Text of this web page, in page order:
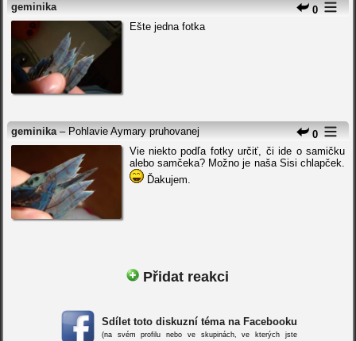
0
geminika
Ešte jedna fotka
0
geminika – Pohlavie Aymary pruhovanej
Vie niekto podľa fotky určiť, či ide o samičku
alebo samčeka? Možno je naša Sisi chlapček.
Ďakujem.
Přidat reakci
Sdílet toto diskuzní téma na Facebooku
(na svém profilu nebo ve skupinách, ve kterých jste